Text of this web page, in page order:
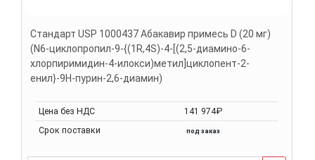
Стандарт USP 1000437 Абакавир примесь D (20 мг)
(N6-циклопропил-9-{(1R,4S)-4-[(2,5-диамино-6-
хлорпиримидин-4-илокси)метил]циклопент-2-
енил}-9H-пурин-2,6-диамин)
Цена без НДС
141 974₽
Срок поставки
под заказ